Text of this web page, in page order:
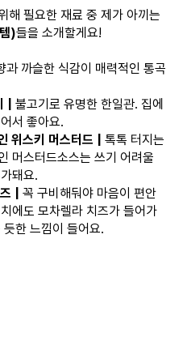
해 필요한 재료 중 제가 아끼는
)들을 소개할게요!
과 까슬한 식감이 매력적인 통곡
| 불고기로 유명한 한일관. 집에
서 좋아요.
위스키 머스터드 | 톡톡 터지는
머스터드소스는 쓰기 어려울
돼요.
| 꼭 구비해둬야 마음이 편안
에도 모차렐라 치즈가 들어가
한 느낌이 들어요.